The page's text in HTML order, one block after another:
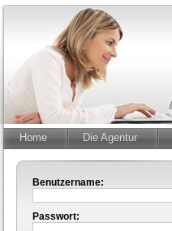
Home Die Agentur
Benutzername:
Passwort: